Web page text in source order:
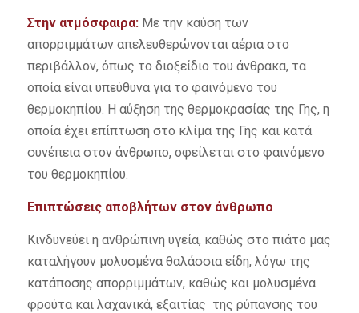
Στην ατμόσφαιρα:Με την καύση των
απορριμμάτων απελευθερώνονται αέρια στο
περιβάλλον, όπως το διοξείδιο του άνθρακα, τα
οποία είναι υπεύθυνα για το φαινόμενο του
θερμοκηπίου. Η αύξηση της θερμοκρασίας της Γης, η
οποία έχει επίπτωση στο κλίμα της Γης και κατά
συνέπεια στον άνθρωπο, οφείλεται στο φαινόμενο
του θερμοκηπίου.
Επιπτώσεις αποβλήτων στον άνθρωπο
Κινδυνεύει η ανθρώπινη υγεία, καθώς στο πιάτο μας
καταλήγουν μολυσμένα θαλάσσια είδη, λόγω της
κατάποσης απορριμμάτων, καθώς και μολυσμένα
φρούτα και λαχανικά, εξαιτίας της ρύπανσης του